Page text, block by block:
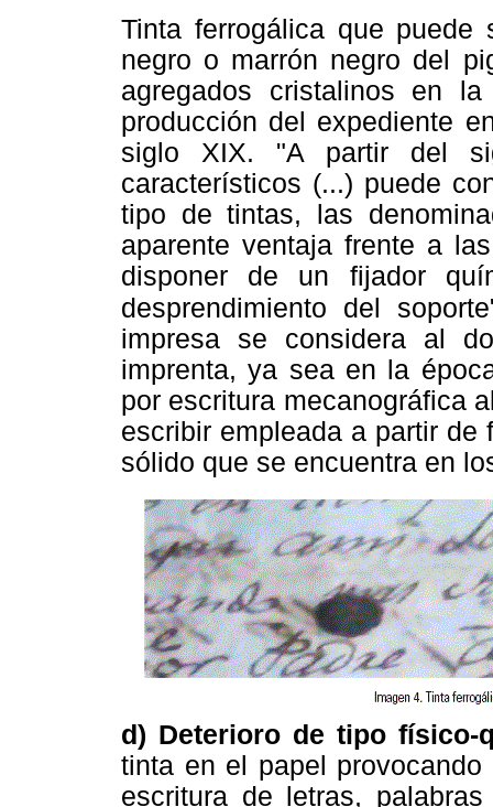
Tinta ferrogálica que puede
negro o marrón negro del
agregados cristalinos en
producción del expediente
siglo XIX. "A partir del
característicos (...) puede
tipo de tintas, las
aparente ventaja frente a
disponer de un fijador
desprendimiento del
impresa se considera al
imprenta, ya sea en la
por escritura mecanográfica
escribir empleada a partir
sólido que se encuentra en
d) Deterioro de tipo físico-
tinta en el papel
escritura de letras,